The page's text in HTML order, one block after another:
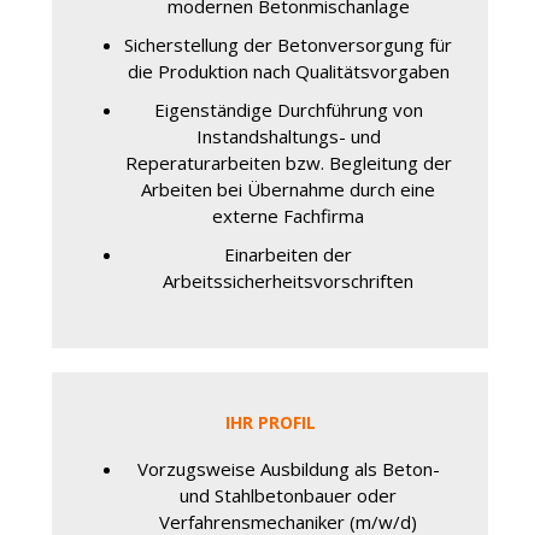
modernen Betonmischanlage
Sicherstellung der Betonversorgung für
die Produktion nach Qualitätsvorgaben
Eigenständige Durchführung von
Instandshaltungs- und
Reperaturarbeiten bzw. Begleitung der
Arbeiten bei Übernahme durch eine
externe Fachfirma
Einarbeiten der
Arbeitssicherheitsvorschriften
IHR PROFIL
Vorzugsweise Ausbildung als Beton-
und Stahlbetonbauer oder
Verfahrensmechaniker (m/w/d)